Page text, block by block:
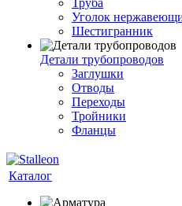
Труба
Уголок
Шестигранник
Детали трубопроводов
Заглушки
Отводы
Переходы
Тройники
Фланцы
Каталог